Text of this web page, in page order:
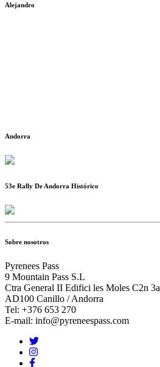
Alejandro
Andorra
53e Rally De Andorra Histórico
Sobre nosotros
Pyrenees Pass
9 Mountain Pass S.L
Ctra General II Edifici les Moles C2n 3a
AD100 Canillo / Andorra
Tel: +376 653 270
E-mail: info@pyreneespass.com